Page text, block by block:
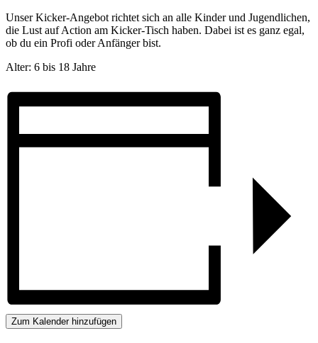
Unser Kicker-Angebot richtet sich an alle Kinder und Jugendlichen,
die Lust auf Action am Kicker-Tisch haben. Dabei ist es ganz egal,
ob du ein Profi oder Anfänger bist.
Alter: 6 bis 18 Jahre
Zum Kalender hinzufügen